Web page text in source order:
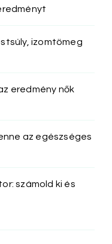
izomtömeg
eredmény nők
az egészséges
számold ki és